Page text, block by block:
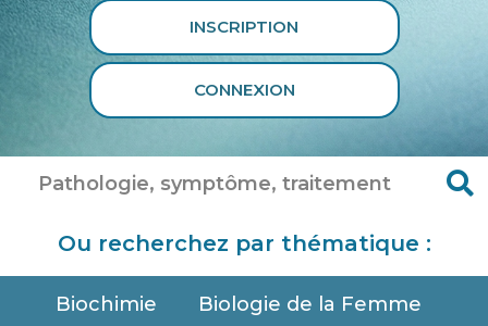
INSCRIPTION
CONNEXION
Ou recherchez par thématique :
Biochimie
Biologie de la Femme